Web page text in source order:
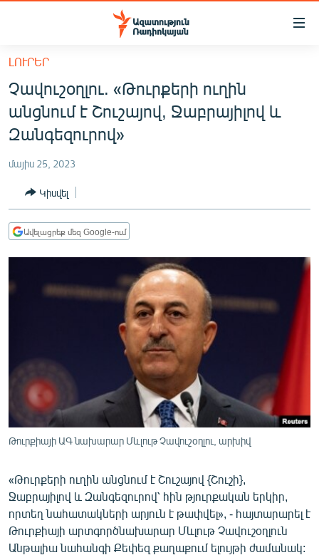
Մատչելիության
հիմնական
բովանդակությանը
Անցնել
հիմնական
մենյուին
ՀԱՅԱՍՏԱՆ
ՔԱՂԱՔԱԿԱՆ
ՀԱՍԱՐԱԿՈՒԹՅՈՒՆ
ՏՆՏԵՍՈՒԹՅՈՒՆ
ՂԱՐԱԲԱՂ
ՊԱՏԵՐԱԶՄԻ 6 ՇԱԲԱԹՆԵՐԸ
ՄՇԱԿՈՒՅԹ
ՍՊՈՐՏ
ՄԵԿՆԱԲԱՆՈՒԹՅՈՒՆ
ԱՐԽԻՎ
ՏԵՍԱՆՅՈՒԹԵՐ
ԲԱՆԱՎԵՃ
ԼՈՒՐԵՐ
Չավուշօղլու. «Թուրքերի ուղին
անցնում է Շուշայով, Ջաբրայիլով և
Զանգեզուրով»
մայիս 25, 2023
Կիսվել
Ավելացրեք մեզ Google-ում
Թուրքիայի ԱԳ նախարար Մևլութ Չավուշօղլու, արխիվ
«Թուրքերի ուղին անցնում է Շուշայով {Շուշի},
Ջաբրայիլով և Զանգեզուրով՝ հին թյուրքական երկիր,
որտեղ նահատակների արյուն է թափվել», - հայտարարել է
Թուրքիայի արտգործնախարար Մևլութ Չավուշօղլուն
Անթալիա նահանգի Քեփեզ քաղաքում ելույթի ժամանակ: